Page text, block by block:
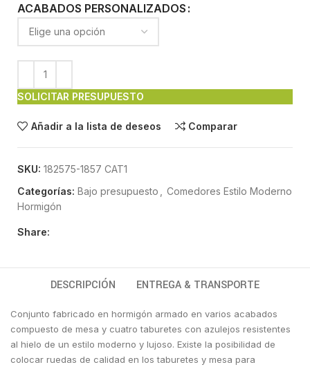
ACABADOS PERSONALIZADOS
SOLICITAR PRESUPUESTO
Añadir a la lista de deseos Comparar
SKU: 182575-1857 CAT1
Categorías: Bajo presupuesto
Comedores Estilo Moderno
Hormigón
Share:
DESCRIPCIÓN ENTREGA & TRANSPORTE
Conjunto fabricado en hormigón armado en varios acabados
compuesto de mesa y cuatro taburetes con azulejos resistentes
al hielo de un estilo moderno y lujoso. Existe la posibilidad de
colocar ruedas de calidad en los taburetes y mesa para